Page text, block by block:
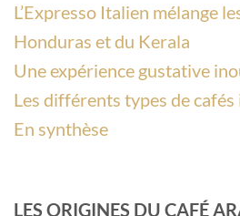
L’Expresso Italien mélange
Honduras et du Kerala
Une expérience gustative
Les différents types de cafés
En synthèse
LES ORIGINES DU CAFÉ